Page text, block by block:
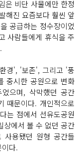
하
기
하
기
은 비단 사물에만 한정
해진 요즘보다 훨씬 앞
공급하는 정수장이었
사람들에게 휴식을 주
경', '보존', 그리고 '풍
중시한 공원으로 변화
으며, 삭막했던 공간
때문이다. 개인적으로
는 점에서 선유도공원
상에서 볼 수 없던 공간
사용됐던 원형 공간들
다.